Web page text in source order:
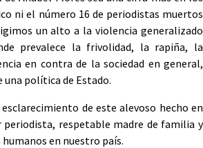
ni el número 16 de periodistas muertos
un alto a la violencia generalizado
prevalece la frivolidad, la rapiña, la
en contra de la sociedad en general,
una política de Estado.
de este alevoso hecho en
periodista, respetable madre de familia y
en nuestro país.